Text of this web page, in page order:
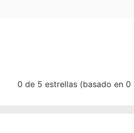
0 de 5 estrellas (basado en 0